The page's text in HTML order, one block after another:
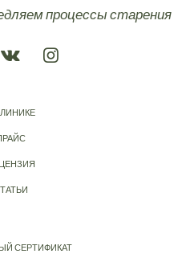
процессы старения
СЕРТИФИКАТ